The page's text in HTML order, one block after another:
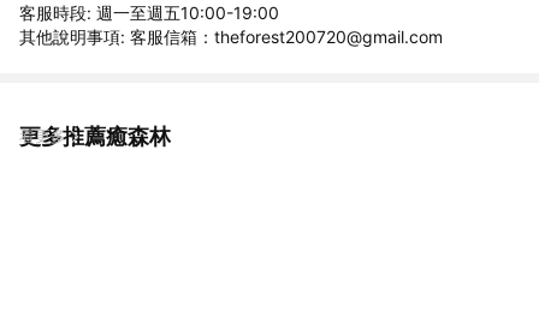
客服時段: 週一至週五10:00-19:00
其他說明事項: 客服信箱：theforest200720@gmail.com
更多推薦癒森林
看更多